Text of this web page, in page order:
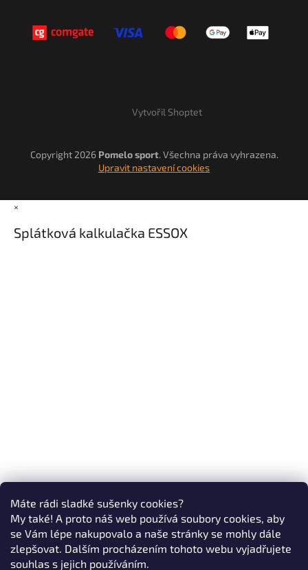
Máte rádi sladké sušenky cookies?
My také! A proto náš web používá soubory cookies, aby
se Vám lépe nakupovalo a naše stránky se mohly dále
zlepšovat. Dalším procházením tohoto webu vyjadřujete
souhlas s jejich používáním.
Vytvořil Shoptet
Copyright 2026 Pomelo sport. Všechna práva vyhrazena.
Upravit nastavení cookies
×
Splátková kalkulačka ESSOX